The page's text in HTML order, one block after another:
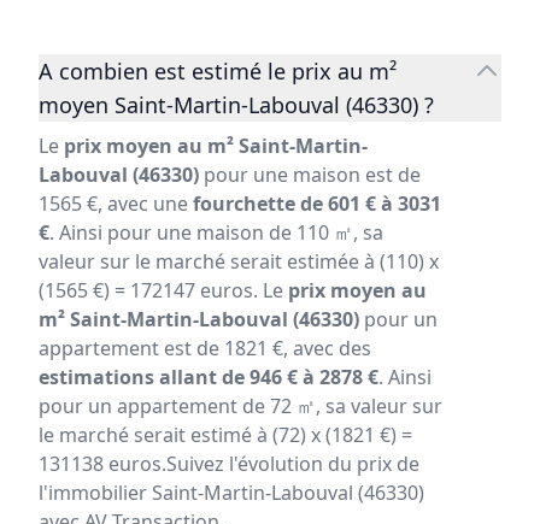
A combien est estimé le prix au m²
moyen Saint-Martin-Labouval (46330) ?
Le prix moyen au m² Saint-Martin-
Labouval (46330) pour une maison est de
1565 €, avec unefourchette de 601 € à 3031
€. Ainsi pour une maison de 110 ㎡, sa
valeur sur le marché serait estimée à (110) x
(1565 €) = 172147 euros. Le prix moyen au
m² Saint-Martin-Labouval (46330) pour un
appartement est de 1821 €, avec des
estimations allant de 946 € à 2878 €. Ainsi
pour un appartement de 72 ㎡, sa valeur sur
le marché serait estimé à (72) x (1821 €) =
131138 euros.Suivez l'évolution du prix de
l'immobilier Saint-Martin-Labouval (46330)